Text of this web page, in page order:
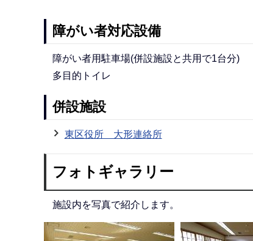
障がい者対応設備
障がい者用駐車場(併設施設と共用で1台分)
多目的トイレ
併設施設
東区役所 大形連絡所
フォトギャラリー
施設内を写真で紹介します。